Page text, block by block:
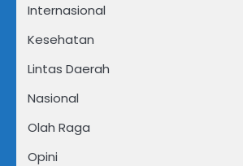
Internasional
Kesehatan
Lintas Daerah
Nasional
Olah Raga
Opini